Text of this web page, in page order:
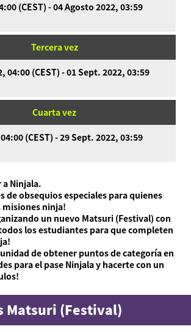
Temporada actual
Noticias
Manual en línea
Detalles del producto
(CEST) - 04 Agosto 2022, 03:59
Tercera vez
04:00 (CEST) - 01 Sept. 2022, 03:59
Cuarta vez
(CEST) - 29 Sept. 2022, 03:59
a Ninjala.
de obsequios especiales para quienes
misiones ninja!
un nuevo Matsuri (Festival) con
los estudiantes para que completen
de obtener puntos de categoría en
para el pase Ninjala y hacerte con un
Matsuri (Festival)